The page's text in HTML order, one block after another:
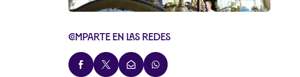
Comparte en las redes
   